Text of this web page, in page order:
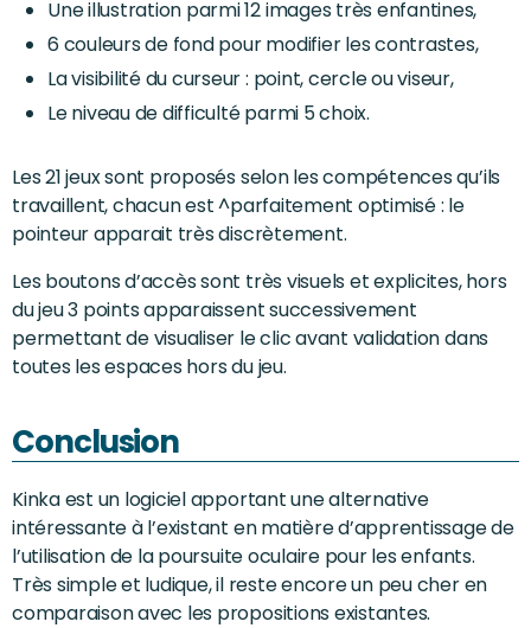
Une illustration parmi 12 images très enfantines,
6 couleurs de fond pour modifier les contrastes,
La visibilité du curseur : point, cercle ou viseur,
Le niveau de difficulté parmi 5 choix.
Les 21 jeux sont proposés selon les compétences qu’ils
travaillent, chacun est ^parfaitement optimisé : le
pointeur apparait très discrètement.
Les boutons d’accès sont très visuels et explicites, hors
du jeu 3 points apparaissent successivement
permettant de visualiser le clic avant validation dans
toutes les espaces hors du jeu.
Conclusion
Kinka est un logiciel apportant une alternative
intéressante à l’existant en matière d’apprentissage de
l’utilisation de la poursuite oculaire pour les enfants.
Très simple et ludique, il reste encore un peu cher en
comparaison avec les propositions existantes.